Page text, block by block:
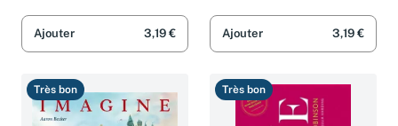
Ajouter 3,19 € Ajouter 3,19 €
Très bon Très bon